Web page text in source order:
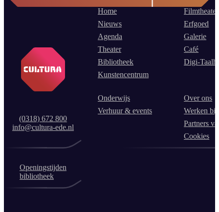
(0318) 672 800
info@cultura-ede.nl
Home
Nieuws
Agenda
Theater
Bibliotheek
Kunstencentrum
Filmtheater
Erfgoed
Galerie
Café
Digi-
Onderwijs
Verhuur & events
Over ons
Werken
Partners
Cookies
Openingstijden
bibliotheek